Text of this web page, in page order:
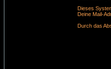
Dieses
Deine Mail-
Durch das